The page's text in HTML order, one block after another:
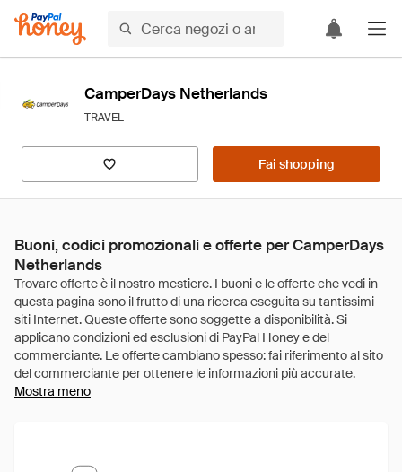
CamperDays Netherlands
TRAVEL
Fai shopping
Buoni, codici promozionali e offerte per CamperDays
Netherlands
Mostra meno